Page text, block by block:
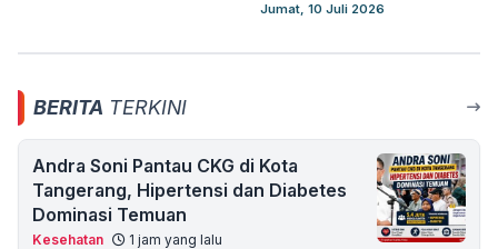
Jumat, 10 Juli 2026
BERITA TERKINI
Andra Soni Pantau CKG di Kota
Tangerang, Hipertensi dan Diabetes
Dominasi Temuan
Kesehatan 1 jam yang lalu